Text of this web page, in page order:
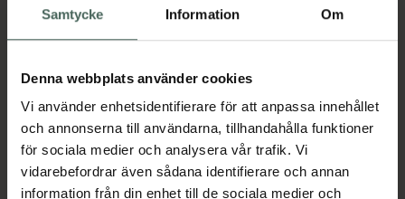
Samtycke Information Om
Denna webbplats använder cookies
Vi använder enhetsidentifierare för att anpassa innehållet
och annonserna till användarna, tillhandahålla funktioner
för sociala medier och analysera vår trafik. Vi
vidarebefordrar även sådana identifierare och annan
information från din enhet till de sociala medier och
snälla mot huden att du kan bära dem varje
dag. Utvecklade i samråd med hudläkare och
nickelallergi eller känslig hud. Blomdahl är
kvalitetsmycken tillverkade i Sverige under
fullständig kontroll och dokumentation.
Jämförpris 249 kr /par
EAN:07330981524466